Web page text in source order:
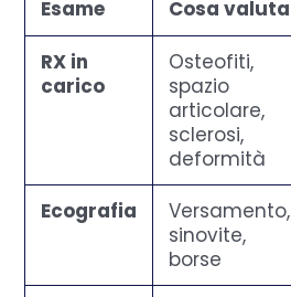
Esame Cosa valuta
RX in
carico
Osteofiti,
spazio
articolare,
sclerosi,
deformità
Ecografia
Versamento,
sinovite,
borse